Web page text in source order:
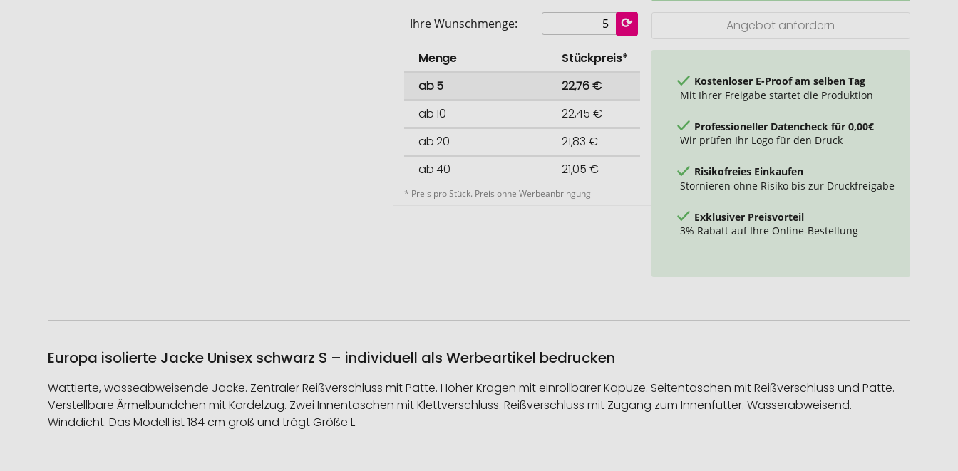
Ihre Wunschmenge:
Menge
Stückpreis*
ab 5
22,76 €
ab 10
22,45 €
ab 20
21,83 €
ab 40
21,05 €
* Preis pro Stück. Preis ohne Werbeanbringung
Unisex
Angebot anfordern
Kostenloser E-Proof am selben Tag
Mit Ihrer Freigabe startet die Produktion
Professioneller Datencheck für 0,00€
Wir prüfen Ihr Logo für den Druck
Risikofreies Einkaufen
Stornieren ohne Risiko bis zur Druckfreigabe
Exklusiver Preisvorteil
3% Rabatt auf Ihre Online-Bestellung
Europa isolierte Jacke Unisex schwarz S – individuell als Werbeartikel bedrucken
Wattierte, wasseabweisende Jacke. Zentraler Reißverschluss mit Patte. Hoher Kragen mit einrollbarer Kapuze. Seitentaschen mit Reißverschluss und Patte.
Verstellbare Ärmelbündchen mit Kordelzug. Zwei Innentaschen mit Klettverschluss. Reißverschluss mit Zugang zum Innenfutter. Wasserabweisend.
Winddicht. Das Modell ist 184 cm groß und trägt Größe L.